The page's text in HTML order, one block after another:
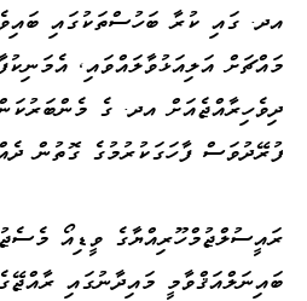
އދ. ގައި ކުރާ ބަހުސްތަކުގައި
މައްޗަށް އަލިއަޅުވާލައްވައި،
ފުރޭދުވަސް ފާހަގަކުރުމުގެ ގޮތުން
ރައީސުލްޖުމްހޫރިއްޔާގެ ވީޑިއޯ
ބައިނަލްއަޤްވާމީ މައިދާނުގައި